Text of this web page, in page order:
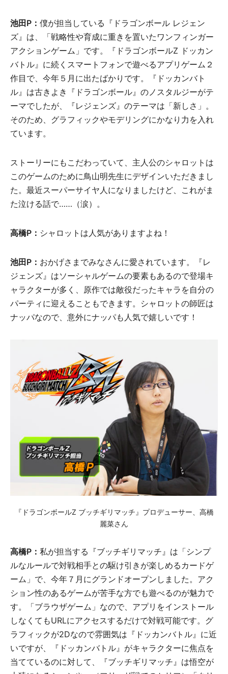
池田P： 僕が担当している『ドラゴンボール レジェン
ズ』は、「戦略性や育成に重きを置いたワンフィンガー
アクションゲーム」です。『ドラゴンボールZ ドッカン
バトル』に続くスマートフォンで遊べるアプリゲーム２
作目で、今年５月に出たばかりです。『ドッカンバト
ル』は古きよき『ドラゴンボール』のノスタルジーがテ
ーマでしたが、『レジェンズ』のテーマは「新しさ」。
そのため、グラフィックやモデリングにかなり力を入れ
ています。
ストーリーにもこだわっていて、主人公のシャロットは
このゲームのために鳥山明先生にデザインいただきまし
た。最近スーパーサイヤ人になりましたけど、これがま
た泣ける話で……（涙）。
高橋P： シャロットは人気がありますよね！
池田P： おかげさまでみなさんに愛されています。『レ
ジェンズ』はソーシャルゲームの要素もあるので登場キ
ャラクターが多く、原作では敵役だったキャラを自分の
パーティに迎えることもできます。シャロットの師匠は
ナッパなので、意外にナッパも人気で嬉しいです！
『ドラゴンボールZ ブッチギリマッチ』プロデューサー、高橋
麗菜さん
高橋P： 私が担当する『ブッチギリマッチ』は「シンプ
ルなルールで対戦相手との駆け引きが楽しめるカードゲ
ーム」で、今年７月にグランドオープンしました。アク
ション性のあるゲームが苦手な方でも遊べるのが魅力で
す。「ブラウザゲーム」なので、アプリをインストール
しなくてもURLにアクセスするだけで対戦可能です。グ
ラフィックが2Dなので雰囲気は『ドッカンバトル』に近
いですが、『ドッカンバトル』がキャラクターに焦点を
当てているのに対して、『ブッチギリマッチ』は悟空が